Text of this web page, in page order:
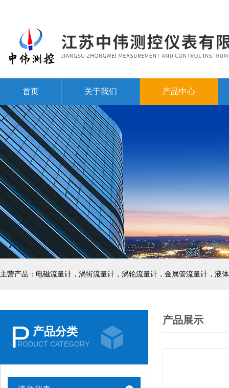
首页 关于我们 产品中心
主营产品：电磁流量计，涡街流量计，涡轮流量计，金属管流量计，液
P 产品分类
RODUCT CATEGORY
产品展示